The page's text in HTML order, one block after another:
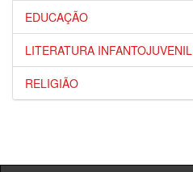
EDUCAÇÃO
LITERATURA INFANTOJUVENIL
RELIGIÃO